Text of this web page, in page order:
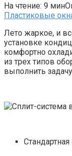
На чтение: 9 мин
Пластиковые
Лето жаркое, и
установке
комфортно
из трех типов
выполнить